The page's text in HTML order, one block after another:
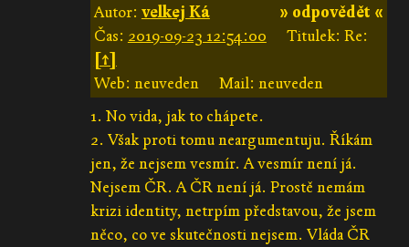
» odpovědět «
Autor: velkej Ká
Čas: 2019-09-23 12:54:00
Titulek: Re:
[↑]
Web: neuveden
Mail: neuveden
1. No vida, jak to chápete.
2. Však proti tomu neargumentuju. Říkám
jen, že nejsem vesmír. A vesmír není já.
Nejsem ČR. A ČR není já. Prostě nemám
krizi identity, netrpím představou, že jsem
něco, co ve skutečnosti nejsem. Vláda ČR